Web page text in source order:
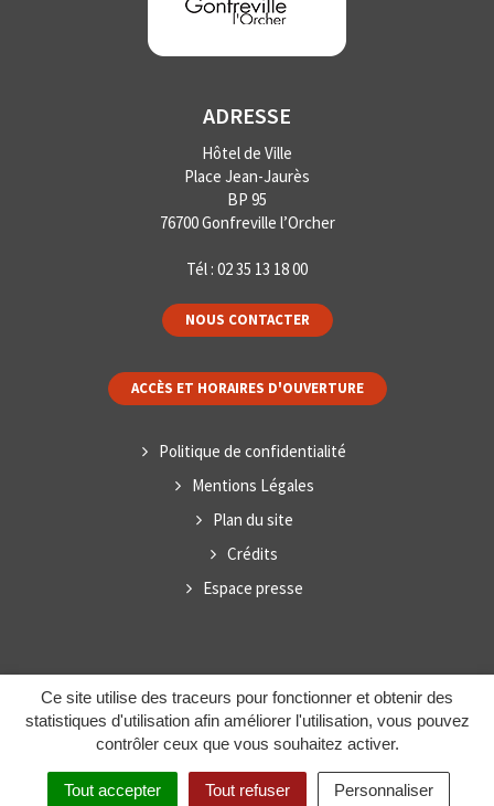
Ce site utilise des traceurs pour fonctionner et obtenir des
statistiques d'utilisation afin améliorer l'utilisation, vous pouvez
contrôler ceux que vous souhaitez activer.
Tout accepter Tout refuser Personnaliser
ADRESSE
Hôtel de Ville
Place Jean-Jaurès
BP 95
76700 Gonfreville l’Orcher
Tél : 02 35 13 18 00
NOUS CONTACTER
ACCÈS ET HORAIRES D'OUVERTURE
Politique de confidentialité
Mentions Légales
Plan du site
Crédits
Espace presse